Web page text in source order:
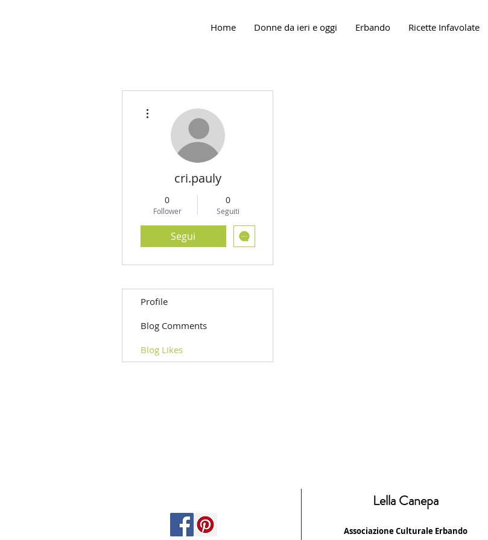
Home Donne da ieri e oggi Erbando Ricette Infavolate
cri.pauly
0
Follower
0
Seguiti
Segui
Profile
Blog Comments
Blog Likes
Lella Canepa
Associazione Culturale Erbando